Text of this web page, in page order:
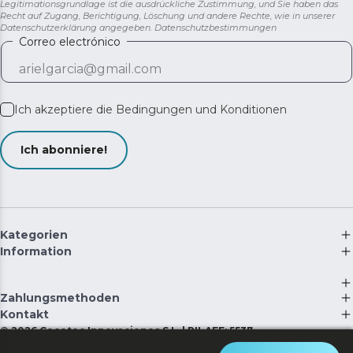
Legitimationsgrundlage ist die ausdrückliche Zustimmung, und Sie haben das
Recht auf Zugang, Berichtigung, Löschung und andere Rechte, wie in unserer
Datenschutzerklärung angegeben. Datenschutzbestimmungen
Correo electrónico
Ich akzeptiere die Bedingungen und Konditionen
Ich abonniere!
Kategorien
Information
Zahlungsmethoden
Kontakt
©2026 Cecotec Innovaciones S.L. | RII-AEE: 5537